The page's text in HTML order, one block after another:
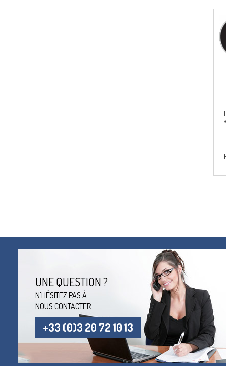
UNE QUESTION ?
N'HÉSITEZ PAS À
NOUS CONTACTER
+33 (0)3 20 72 10 13